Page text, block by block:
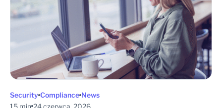
Security Compliance News
15 min 24 czerwca, 2026